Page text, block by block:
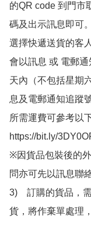
的QR code 到門市
碼及出示訊息即可
選擇快遞送貨的客
會以訊息 或 電郵
天內（不包括星期
息及電郵通知追蹤
所需運費可參考以
https://bit.ly/
※因貨品包裝後的
問亦可先以訊息聯
3)　訂購的貨品，
貨，將作棄單處理